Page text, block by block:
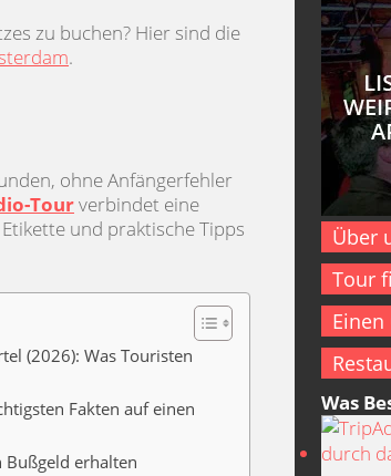
zu buchen? Hier sind die
.
ohne Anfängerfehler
Tourverbindet eine
und praktische Tipps
(2026): Was Touristen
Fakten auf einen
Bußgeld erhalten
Über
Tour
Was